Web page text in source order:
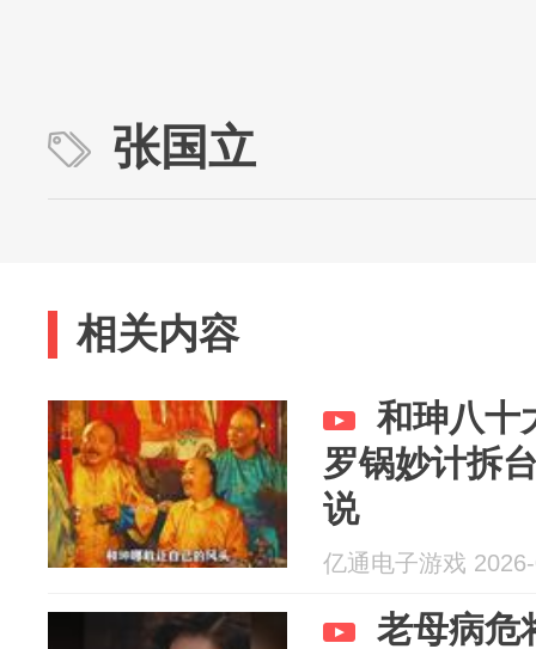
张国立
相关内容
和珅八十
罗锅妙计拆
说
亿通电子游戏
老母病危